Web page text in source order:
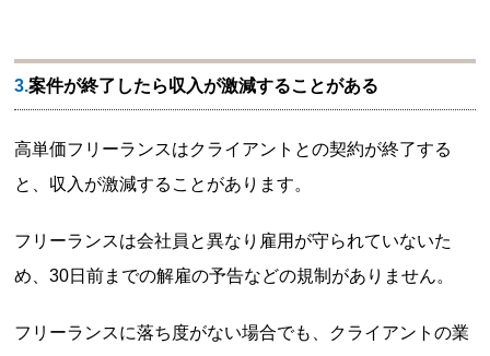
3.案件が終了したら収入が激減することがある
高単価フリーランスはクライアントとの契約が終了する
と、収入が激減することがあります。
フリーランスは会社員と異なり雇用が守られていないた
め、30日前までの解雇の予告などの規制がありません。
フリーランスに落ち度がない場合でも、クライアントの業